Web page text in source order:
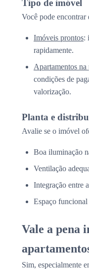
Tipo de imóvel
Você pode encontrar
Imóveis prontos:
rapidamente.
Apartamentos na
condições de
valorização.
Planta e
Avalie se o imóvel
Boa iluminação
Ventilação
Integração entre
Espaço
Vale a pena
Sim, especialmente